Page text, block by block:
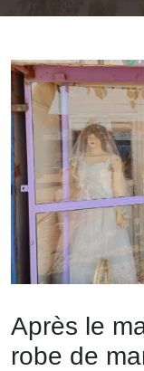
Après le
robe de